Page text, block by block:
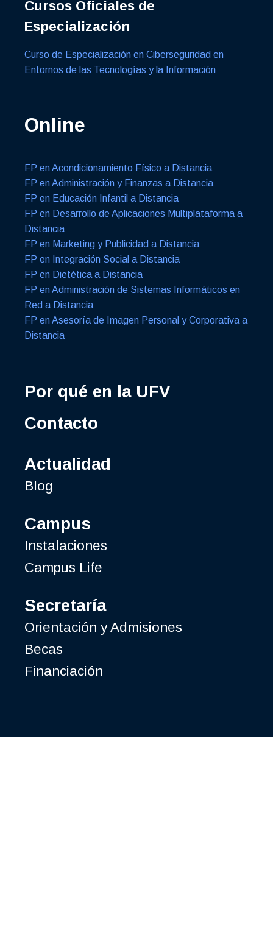
Cursos Oficiales de
Especialización
Curso de Especialización en Ciberseguridad en
Entornos de las Tecnologías y la Información
Online
FP en Acondicionamiento Físico a Distancia
FP en Administración y Finanzas a Distancia
FP en Educación Infantil a Distancia
FP en Desarrollo de Aplicaciones Multiplataforma a
Distancia
FP en Marketing y Publicidad a Distancia
FP en Integración Social a Distancia
FP en Dietética a Distancia
FP en Administración de Sistemas Informáticos en
Red a Distancia
FP en Asesoría de Imagen Personal y Corporativa a
Distancia
Por qué en la UFV
Contacto
Actualidad
Blog
Campus
Instalaciones
Campus Life
Secretaría
Orientación y Admisiones
Becas
Financiación